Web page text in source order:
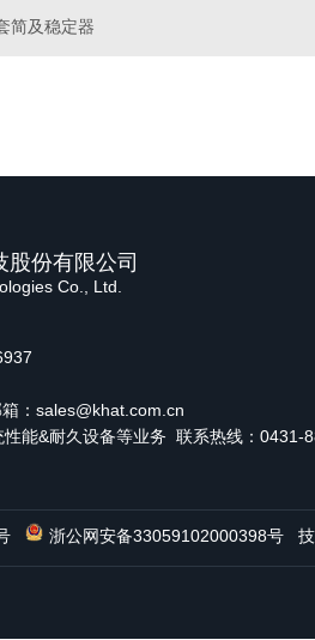
简及稳定器
份有限公司
Co., Ltd.
：sales@khat.com.cn
性能&耐久设备等业务 联系热线：0431-
浙公网安备33059102000398号